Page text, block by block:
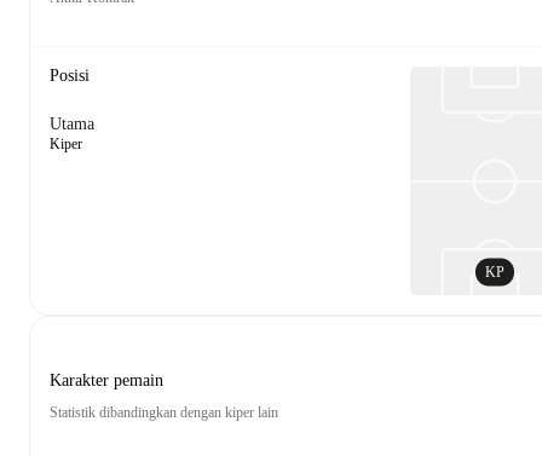
Posisi
Utama
Kiper
KP
Karakter pemain
Statistik dibandingkan dengan kiper lain